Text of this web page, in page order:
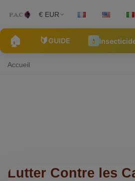
€ EUR
🏠 🔰GUIDE
Accueil
Lutter Contre les